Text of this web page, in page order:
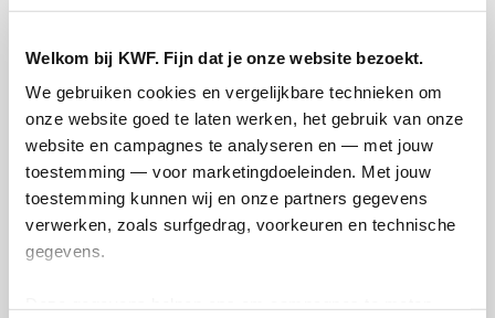
Welkom bij KWF. Fijn dat je onze website bezoekt.
We gebruiken cookies en vergelijkbare technieken om
onze website goed te laten werken, het gebruik van onze
website en campagnes te analyseren en — met jouw
toestemming — voor marketingdoeleinden. Met jouw
toestemming kunnen wij en onze partners gegevens
verwerken, zoals surfgedrag, voorkeuren en technische
gegevens.
Doneer
Yorick's badges